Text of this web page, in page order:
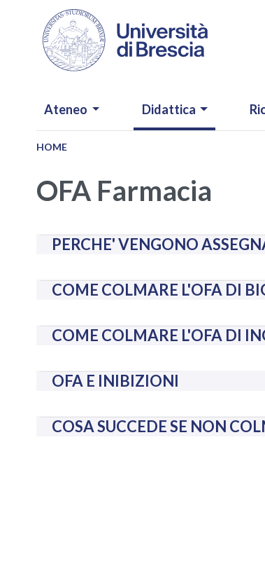
Salta al contenuto principale
NAVIGAZIONE PRINCIPALE
Ateneo Didattica
HOME
OFA Farmacia
PERCHE' VENGONO
COME COLMARE L'OFA DI
COME COLMARE L'OFA DI
OFA E INIBIZIONI
COSA SUCCEDE SE NON